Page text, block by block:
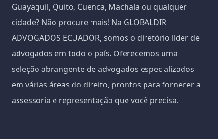
Guayaquil, Quito, Cuenca, Machala ou qualquer
cidade? Não procure mais! Na GLOBALDIR
ADVOGADOS ECUADOR, somos o diretório líder de
advogados em todo o país. Oferecemos uma
seleção abrangente de advogados especializados
em várias áreas do direito, prontos para fornecer a
assessoria e representação que você precisa.